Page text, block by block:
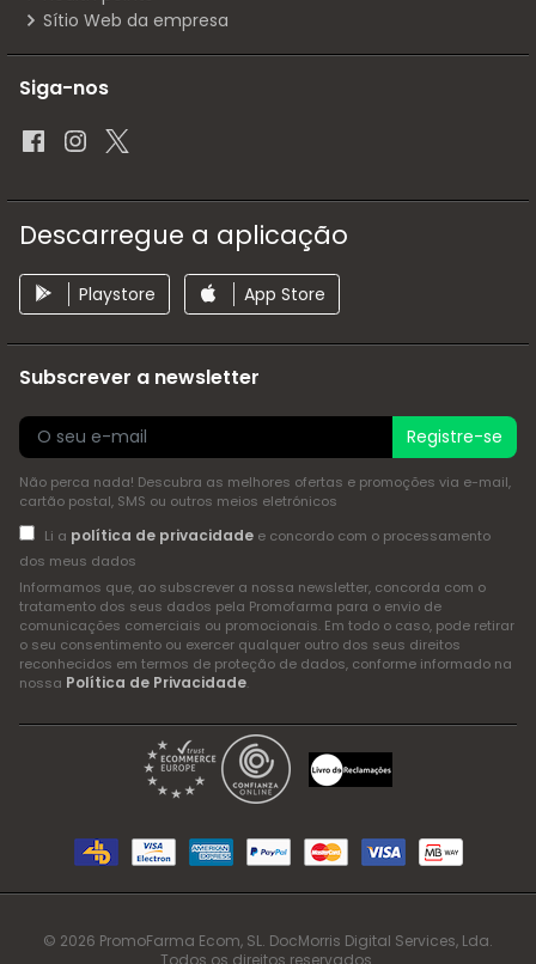
Sítio Web da empresa
Siga-nos
Descarregue a aplicação
Playstore App Store
Subscrever a newsletter
Registre-se
Não perca nada! Descubra as melhores ofertas e promoções via e-mail,
cartão postal, SMS ou outros meios eletrónicos
Li a política de privacidadee concordo com o processamento
dos meus dados
Informamos que, ao subscrever a nossa newsletter, concorda com o
tratamento dos seus dados pela Promofarma para o envio de
comunicações comerciais ou promocionais. Em todo o caso, pode retirar
o seu consentimento ou exercer qualquer outro dos seus direitos
reconhecidos em termos de proteção de dados, conforme informado na
nossa Política de Privacidade.
© 2026 PromoFarma Ecom, SL. DocMorris Digital Services, Lda.